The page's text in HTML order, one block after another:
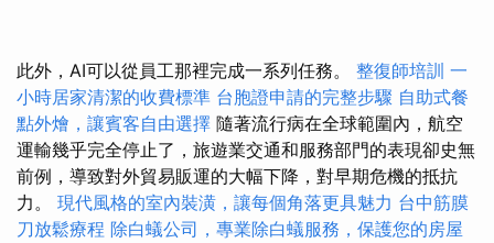
此外，AI可以從員工那裡完成一系列任務。 整復師培訓 一
小時居家清潔的收費標準 台胞證申請的完整步驟 自助式餐
點外燴，讓賓客自由選擇 隨著流行病在全球範圍內，航空
運輸幾乎完全停止了，旅遊業交通和服務部門的表現卻史無
前例，導致對外貿易販運的大幅下降，對早期危機的抵抗
力。 現代風格的室內裝潢，讓每個角落更具魅力 台中筋膜
刀放鬆療程 除白蟻公司，專業除白蟻服務，保護您的房屋